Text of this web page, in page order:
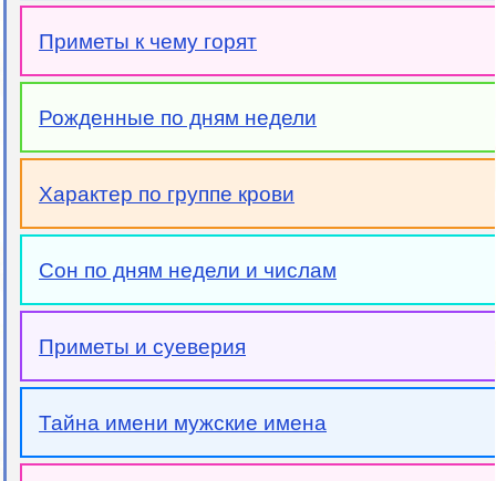
Приметы к чему горят
Рожденные по дням недели
Характер по группе крови
Сон по дням недели и числам
Приметы и суеверия
Тайна имени мужские имена